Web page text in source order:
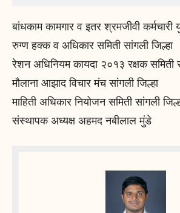
बांधकाम कामगार व इतर श्रमजीवी कर्मचारी
रुग्ण हक्क व अधिकार समिती सांगली जिल्हा
रेशन अधिनियम कायदा २०१३ रक्षक समिती
मौलाना आझाद विचार मंच सांगली जिल्हा
माहिती अधिकार नियोजन समिती सांगली
संस्थापक अध्यक्ष अहमद नबीलाल मुंडे